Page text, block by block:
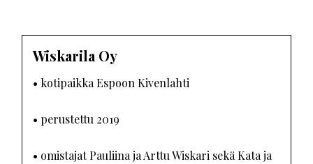
Wiskarila Oy
• kotipaikka Espoon Kivenlahti
• perustettu 2019
• omistajat Pauliina ja Arttu Wiskari sekä Kata ja